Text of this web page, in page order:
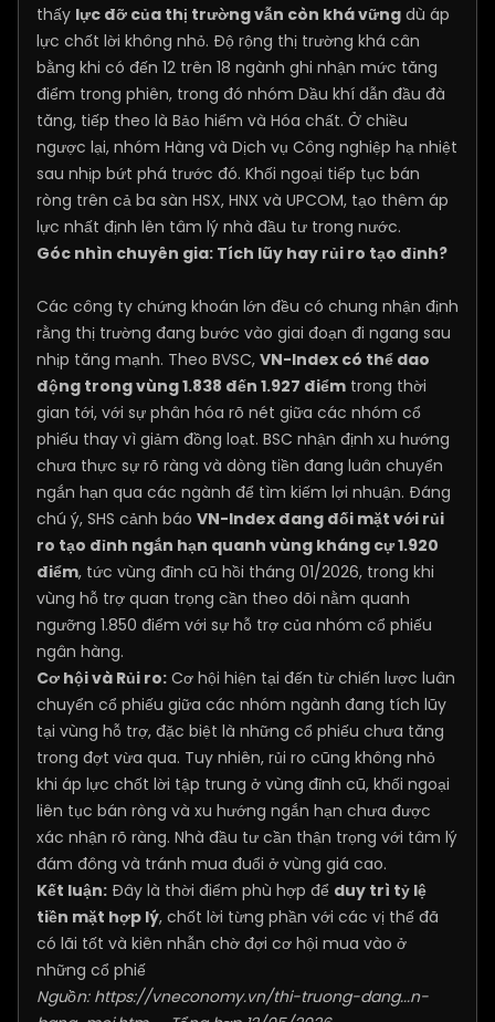
thấy lực đỡ của thị trường vẫn còn khá vững dù áp
lực chốt lời không nhỏ. Độ rộng thị trường khá cân
bằng khi có đến 12 trên 18 ngành ghi nhận mức tăng
điểm trong phiên, trong đó nhóm Dầu khí dẫn đầu đà
tăng, tiếp theo là Bảo hiểm và Hóa chất. Ở chiều
ngược lại, nhóm Hàng và Dịch vụ Công nghiệp hạ nhiệt
sau nhịp bứt phá trước đó. Khối ngoại tiếp tục bán
ròng trên cả ba sàn HSX, HNX và UPCOM, tạo thêm áp
lực nhất định lên tâm lý nhà đầu tư trong nước.
Góc nhìn chuyên gia: Tích lũy hay rủi ro tạo đỉnh?
Các công ty chứng khoán lớn đều có chung nhận định
rằng thị trường đang bước vào giai đoạn đi ngang sau
nhịp tăng mạnh. Theo BVSC, VN-Index có thể dao
động trong vùng 1.838 đến 1.927 điểm trong thời
gian tới, với sự phân hóa rõ nét giữa các nhóm cổ
phiếu thay vì giảm đồng loạt. BSC nhận định xu hướng
chưa thực sự rõ ràng và dòng tiền đang luân chuyển
ngắn hạn qua các ngành để tìm kiếm lợi nhuận. Đáng
chú ý, SHS cảnh báo VN-Index đang đối mặt với rủi
ro tạo đỉnh ngắn hạn quanh vùng kháng cự 1.920
điểm, tức vùng đỉnh cũ hồi tháng 01/2026, trong khi
vùng hỗ trợ quan trọng cần theo dõi nằm quanh
ngưỡng 1.850 điểm với sự hỗ trợ của nhóm cổ phiếu
ngân hàng.
Cơ hội và Rủi ro: Cơ hội hiện tại đến từ chiến lược luân
chuyển cổ phiếu giữa các nhóm ngành đang tích lũy
tại vùng hỗ trợ, đặc biệt là những cổ phiếu chưa tăng
trong đợt vừa qua. Tuy nhiên, rủi ro cũng không nhỏ
khi áp lực chốt lời tập trung ở vùng đỉnh cũ, khối ngoại
liên tục bán ròng và xu hướng ngắn hạn chưa được
xác nhận rõ ràng. Nhà đầu tư cần thận trọng với tâm lý
đám đông và tránh mua đuổi ở vùng giá cao.
Kết luận: Đây là thời điểm phù hợp để duy trì tỷ lệ
tiền mặt hợp lý, chốt lời từng phần với các vị thế đã
có lãi tốt và kiên nhẫn chờ đợi cơ hội mua vào ở
những cổ phiế
Nguồn: https://vneconomy.vn/thi-truong-dang...n-